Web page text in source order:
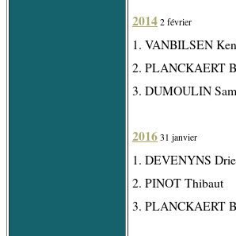
2014 2 février
1. VANBILSEN
2. PLANCKAERT
3. DUMOULIN
2016 31 janvier
1. DEVENYNS
2. PINOT Thibaut
3. PLANCKAERT